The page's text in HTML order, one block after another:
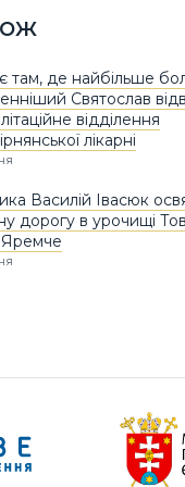
там, де найбільше
Святослав
відділення
лікарні
Василій Івасюк
дорогу в урочищі
Яремче